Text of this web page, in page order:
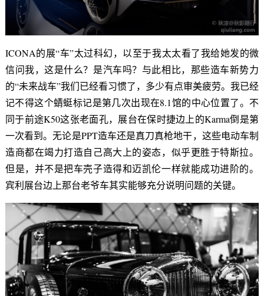
ICONA的展“车”太过科幻，以至于我太太看了我给她发的微
信问我，这是什么？是汽车吗？与此相比，那些造车新势力
的“未来战车”我们已经看习惯了，多少有点审美疲劳。我已经
记不得这个蜻蜓标记是第几次出现在8.1馆的中心位置了。不
同于前途K50这张老面孔，展台在保时捷边上的Karma倒是第
一次看到。无论是PPT造车还是真刀真枪地干，这些电动车制
造商都在竭力打造自己高大上的姿态，似乎更胜于特斯拉。
但是，并不是把车壳子造得和迈凯伦一样就能成功进阶的。
宾利展台边上那台老爷车其实能够充分说明问题的关键。